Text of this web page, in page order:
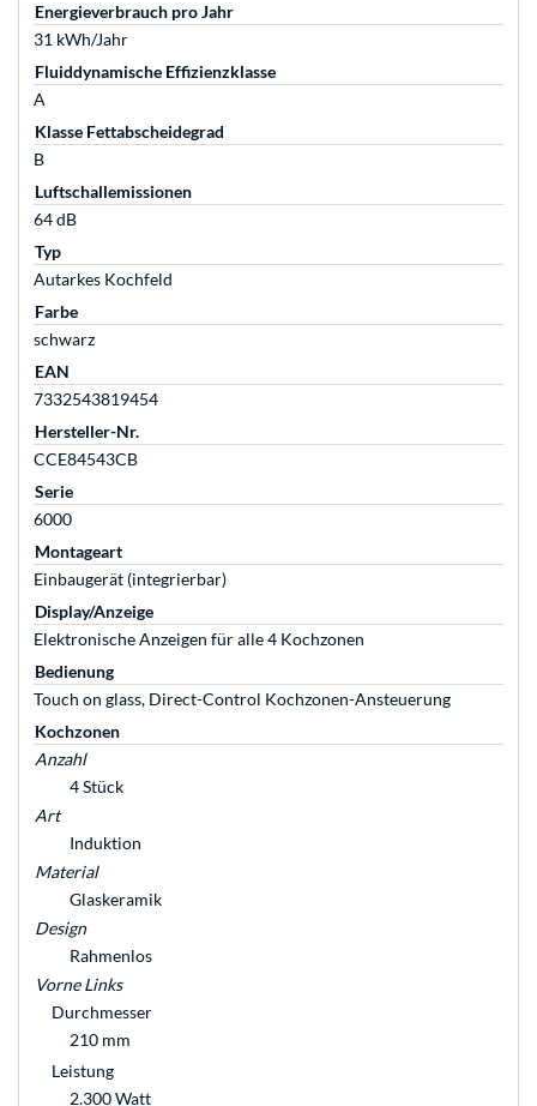
Energieverbrauch pro Jahr
31 kWh/Jahr
Fluiddynamische Effizienzklasse
A
Klasse Fettabscheidegrad
B
Luftschallemissionen
64 dB
Typ
Autarkes Kochfeld
Farbe
schwarz
EAN
7332543819454
Hersteller-Nr.
CCE84543CB
Serie
6000
Montageart
Einbaugerät (integrierbar)
Display/Anzeige
Elektronische Anzeigen für alle 4 Kochzonen
Bedienung
Touch on glass, Direct-Control Kochzonen-Ansteuerung
Kochzonen
Anzahl
4 Stück
Art
Induktion
Material
Glaskeramik
Design
Rahmenlos
Vorne Links
Durchmesser
210 mm
Leistung
2.300 Watt